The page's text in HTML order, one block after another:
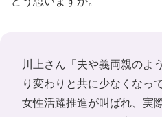
川上さん「夫や義両親のよ
り変わりと共に少なくなっ
女性活躍推進が叫ばれ、実